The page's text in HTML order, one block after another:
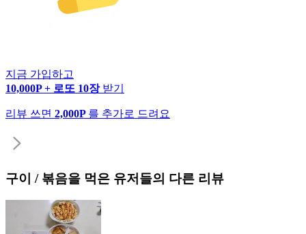
지금 가입하고
10,000P + 로또 10장 받기
리뷰 쓰면 2,000P 를 추가로 드려요
구이 / 볶음을 먹은 유저들의 다른 리뷰